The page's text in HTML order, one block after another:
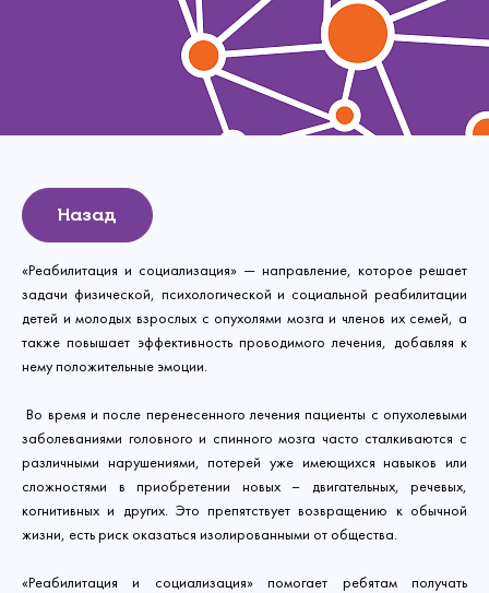
Назад
«Реабилитация и социализация» — направление, которое решает
задачи физической, психологической и социальной реабилитации
детей и молодых взрослых с опухолями мозга и членов их семей, а
также повышает эффективность проводимого лечения, добавляя к
нему положительные эмоции.
Во время и после перенесенного лечения пациенты с опухолевыми
заболеваниями головного и спинного мозга часто сталкиваются с
различными нарушениями, потерей уже имеющихся навыков или
сложностями в приобретении новых – двигательных, речевых,
когнитивных и других. Это препятствует возвращению к обычной
жизни, есть риск оказаться изолированными от общества.
«Реабилитация и социализация» помогает ребятам получать